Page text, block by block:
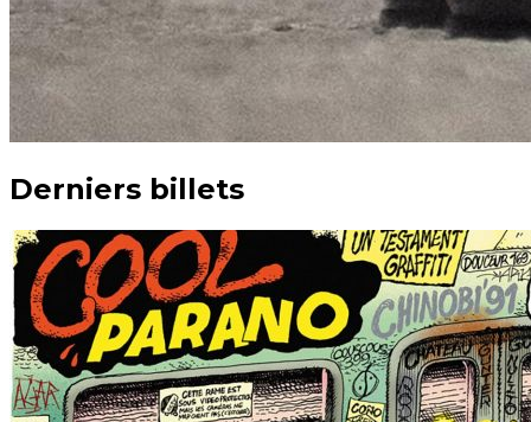
Derniers billets